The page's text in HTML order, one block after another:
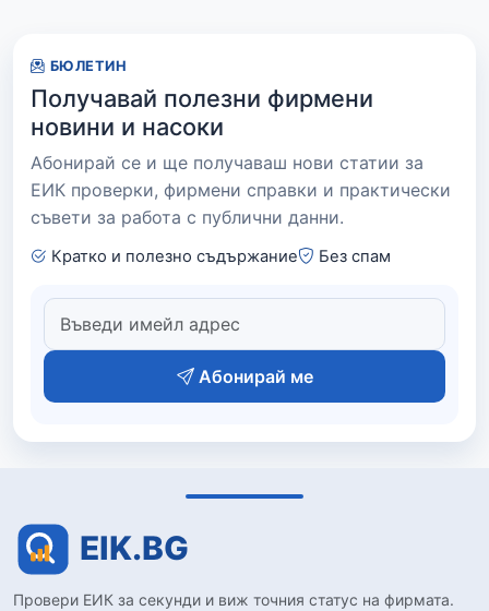
БЮЛЕТИН
Получавай полезни фирмени
новини и насоки
Абонирай се и ще получаваш нови статии за
ЕИК проверки, фирмени справки и практически
съвети за работа с публични данни.
Кратко и полезно съдържание Без спам
Абонирай ме
Провери ЕИК за секунди и виж точния статус на фирмата.